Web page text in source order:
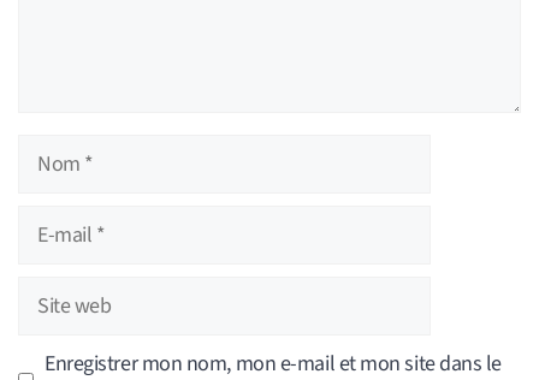
Nom
Site
web
Enregistrer mon nom, mon e-mail et mon site dans le